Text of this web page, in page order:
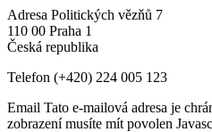
Adresa Politických vězňů 7
110 00 Praha 1
Česká republika
Telefon (+420) 224 005 123
Email Tato e-mailová adresa je
zobrazení musíte mít povolen